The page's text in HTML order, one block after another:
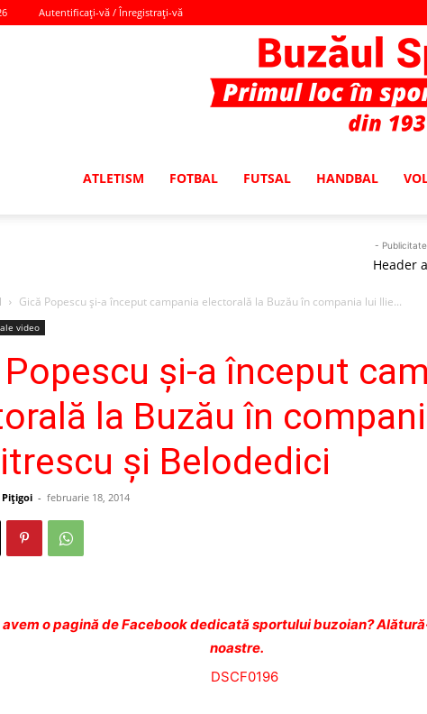
Autentificați-vă / Înregistrați-vă
ATLETISM FOTBAL FUTSAL HANDBAL
-
Header
Gică Popescu și-a început campania electorală la Buzău în compania lui Ilie...
video
Popescu și-a început
la Buzău în
și Belodedici
- februarie 18, 2014
avem o pagină de Facebook dedicată sportului buzoian?
noastre.